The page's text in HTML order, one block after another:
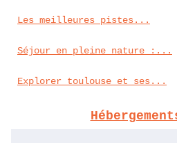
Les meilleures pistes...
Séjour en pleine nature :...
Explorer toulouse et ses...